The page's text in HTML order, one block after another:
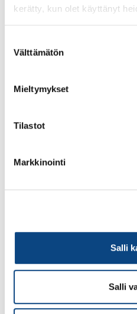
kerätty, kun olet käyttänyt
valinta
Välttämätön
Mieltymykset
Tilastot
Markkinointi
Salli
Salli
Stelvio S3, koko 42
(POISTUVA)
Lisää tilauskoriin